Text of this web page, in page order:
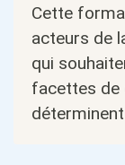
Cette
acteurs de
qui
facettes de